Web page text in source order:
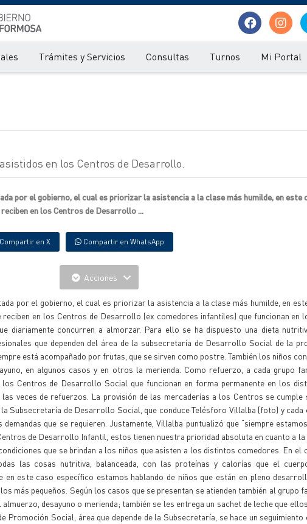
Trámites y Servicios Consultas Turnos Mi Portal
en los Centros de Desarrollo.
por el gobierno, el cual es priorizar la asistencia a la clase más humilde, en este
en los Centros de Desarrollo ...
Compartir en X Compartir en WhatsApp
Acciones
por el gobierno, el cual es priorizar la asistencia a la clase más humilde, en
reciben en los Centros de Desarrollo (ex comedores infantiles) que funcionan en
diariamente concurren a almorzar. Para ello se ha dispuesto una dieta
que dependen del área de la subsecretaría de Desarrollo Social de la
está acompañado por frutas, que se sirven como postre. También los niños
en algunos casos y en otros la merienda. Como refuerzo, a cada grupo
los Centros de Desarrollo Social que funcionan en forma permanente en los
veces de refuerzos. La provisión de las mercaderías a los Centros se cumple
la Subsecretaría de Desarrollo Social, que conduce Telésforo Villalba (foto) y
que se requieren. Justamente, Villalba puntualizó que “siempre
de Desarrollo Infantil, estos tienen nuestra prioridad absoluta en cuanto a la
que se brindan a los niños que asisten a los distintos comedores. En el
las cosas nutritiva, balanceada, con las proteínas y calorías que el
en este caso específico estamos hablando de niños que están en pleno
más pequeños. Según los casos que se presentan se atienden también al grupo
almuerzo, desayuno o merienda; también se les entrega un sachet de leche que
Promoción Social, área que depende de la Subsecretaría, se hace un seguimiento